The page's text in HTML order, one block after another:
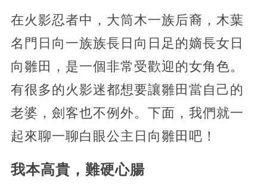
在火影忍者中，大筒木一族后裔，木葉
名門日向一族族長日向日足的嫡長女日
向雛田，是一個非常受歡迎的女角色。
有很多的火影迷都想要讓雛田當自己的
老婆，劍客也不例外。下面，我們就一
起來聊一聊白眼公主日向雛田吧！
我本高貴，難硬心腸